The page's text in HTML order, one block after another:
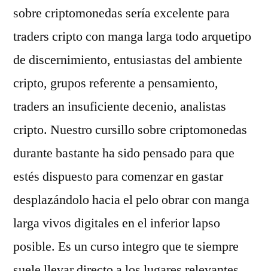
sobre criptomonedas serí­a excelente para
traders cripto con manga larga todo arquetipo
de discernimiento, entusiastas del ambiente
cripto, grupos referente a pensamiento,
traders an insuficiente decenio, analistas
cripto. Nuestro cursillo sobre criptomonedas
durante bastante ha sido pensado para que
estés dispuesto para comenzar en gastar
desplazándolo hacia el pelo obrar con manga
larga vivos digitales en el inferior lapso
posible. Es un curso integro que te siempre